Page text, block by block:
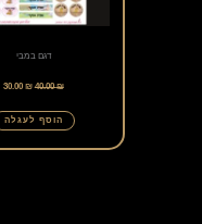
דגם במבי
40.00₪
30.00 ₪
הוסף לעגלה